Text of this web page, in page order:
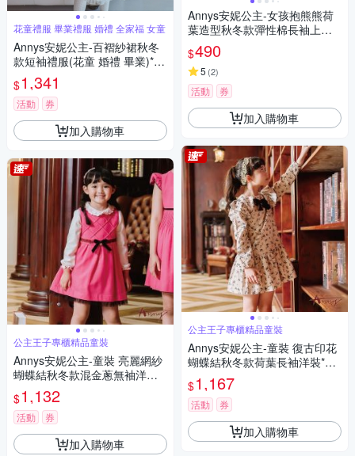
花童禮服 畢業禮服 婚禮 全家福 女童
Annys安妮公主-百褶紗裙秋冬
款短袖禮服(花童 婚禮 畢業)*82
07米白
$1,341
活動 券
加入購物車
公主王子專櫃精品童裝
Annys安妮公主-童裝 亮麗網紗
蝴蝶結秋冬款混金蔥無袖洋裝*
2224桃粉
$1,132
活動 券
加入購物車
Annys安妮公主-女孩抱熊熊荷
葉造型秋冬款彈性棉長袖上衣*
1424白色
$490
5 (2)
活動 券
加入購物車
公主王子專櫃精品童裝
Annys安妮公主-童裝 復古印花
蝴蝶結秋冬款荷葉長袖洋裝*22
29卡其
$1,167
活動 券
加入購物車